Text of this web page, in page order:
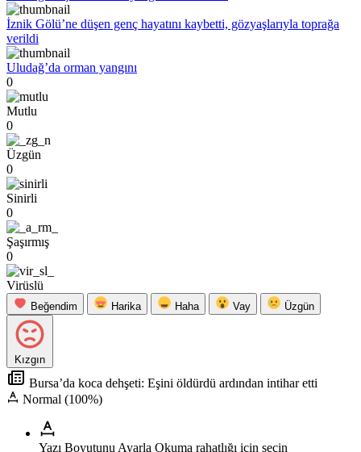
İznik Gölü’ne düşen genç hayatını kaybetti, gözyaşlarıyla toprağa
verildi
Uludağ’da orman yangını
0
Mutlu
0
Üzgün
0
Sinirli
0
Şaşırmış
0
Virüslü
Beğendim Harika Haha Vay Üzgün
Kızgın
Bursa’da koca dehşeti: Eşini öldürdü ardından intihar etti
Normal (100%)
Yazı Boyutunu Ayarla Okuma rahatlığı için seçin